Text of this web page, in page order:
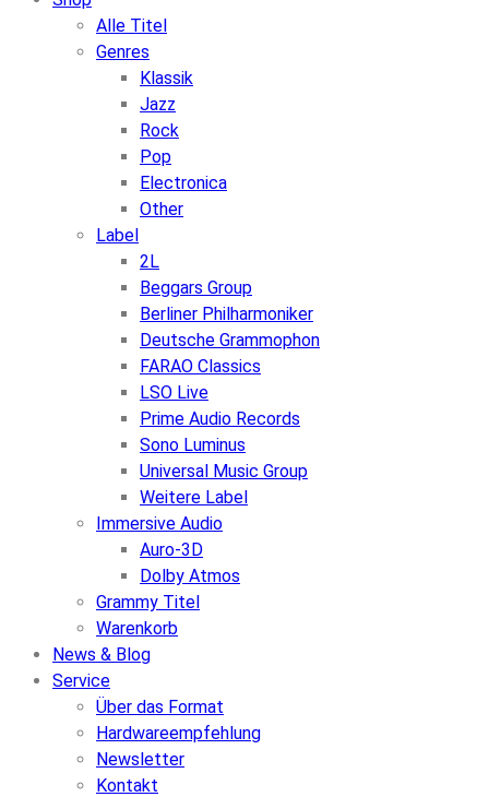
Alle Titel
Genres
Klassik
Jazz
Rock
Pop
Electronica
Other
Label
2L
Beggars Group
Berliner Philharmoniker
Deutsche Grammophon
FARAO Classics
LSO Live
Prime Audio Records
Sono Luminus
Universal Music Group
Weitere Label
Immersive Audio
Auro-3D
Dolby Atmos
Grammy Titel
Warenkorb
News & Blog
Service
Über das Format
Hardwareempfehlung
Newsletter
Kontakt